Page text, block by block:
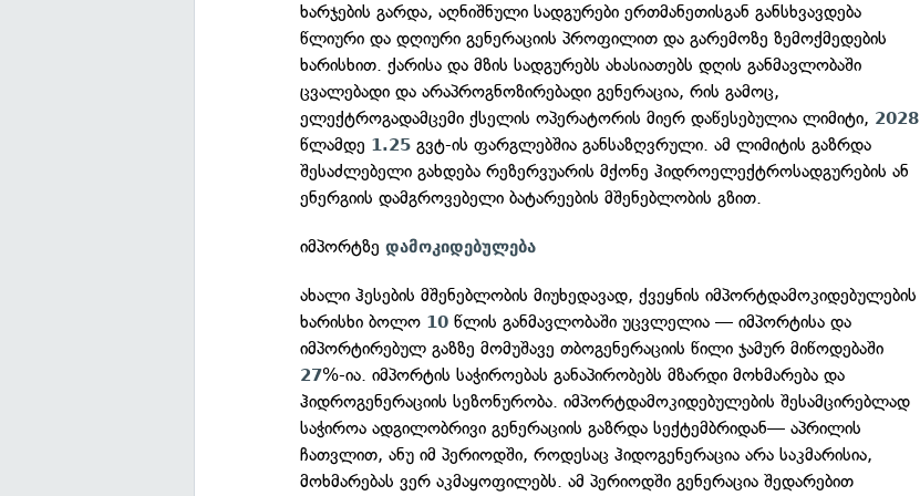
ხარჯების გარდა, აღნიშნული სადგურები ერთმანეთისგან განსხვავდება
წლიური და დღიური გენერაციის პროფილით და გარემოზე ზემოქმედების
ხარისხით. ქარისა და მზის სადგურებს ახასიათებს დღის განმავლობაში
ცვალებადი და არაპროგნოზირებადი გენერაცია, რის გამოც,
ელექტროგადამცემი ქსელის ოპერატორის მიერ დაწესებულია ლიმიტი, 2028
წლამდე 1.25 გვტ-ის ფარგლებშია განსაზღვრული. ამ ლიმიტის გაზრდა
შესაძლებელი გახდება რეზერვუარის მქონე ჰიდროელექტროსადგურების ან
ენერგიის დამგროვებელი ბატარეების მშენებლობის გზით.
იმპორტზე დამოკიდებულება
ახალი ჰესების მშენებლობის მიუხედავად, ქვეყნის იმპორტდამოკიდებულების
ხარისხი ბოლო 10 წლის განმავლობაში უცვლელია — იმპორტისა და
იმპორტირებულ გაზზე მომუშავე თბოგენერაციის წილი ჯამურ მიწოდებაში
27%-ია. იმპორტის საჭიროებას განაპირობებს მზარდი მოხმარება და
ჰიდროგენერაციის სეზონურობა. იმპორტდამოკიდებულების შესამცირებლად
საჭიროა ადგილობრივი გენერაციის გაზრდა სექტემბრიდან— აპრილის
ჩათვლით, ანუ იმ პერიოდში, როდესაც ჰიდოგენერაცია არა საკმარისია,
მოხმარებას ვერ აკმაყოფილებს. ამ პერიოდში გენერაცია შედარებით